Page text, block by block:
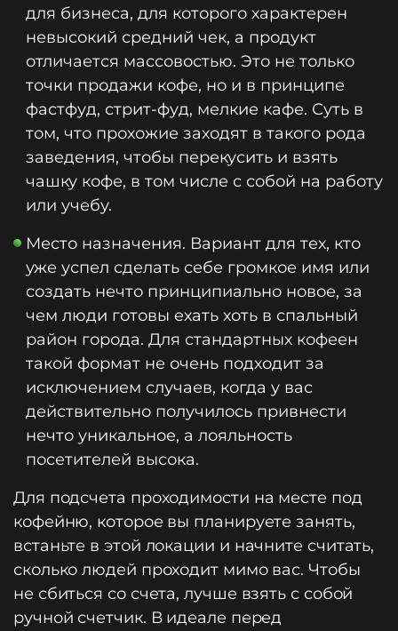
для бизнеса, для которого характерен
невысокий средний чек, а продукт
отличается массовостью. Это не только
точки продажи кофе, но и в принципе
фастфуд, стрит-фуд, мелкие кафе. Суть в
том, что прохожие заходят в такого рода
заведения, чтобы перекусить и взять
чашку кофе, в том числе с собой на работу
или учебу.
Место назначения. Вариант для тех, кто
уже успел сделать себе громкое имя или
создать нечто принципиально новое, за
чем люди готовы ехать хоть в спальный
район города. Для стандартных кофеен
такой формат не очень подходит за
исключением случаев, когда у вас
действительно получилось привнести
нечто уникальное, а лояльность
посетителей высока.
Для подсчета проходимости на месте под
кофейню, которое вы планируете занять,
встаньте в этой локации и начните считать,
сколько людей проходит мимо вас. Чтобы
не сбиться со счета, лучше взять с собой
ручной счетчик. В идеале перед